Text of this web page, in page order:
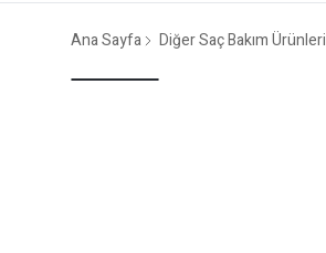
Ana Sayfa Diğer Saç Bakım Ürünleri